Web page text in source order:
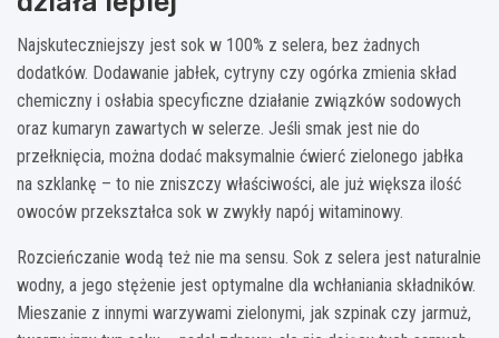
Najskuteczniejszy jest sok w 100% z selera, bez żadnych
dodatków. Dodawanie jabłek, cytryny czy ogórka zmienia skład
chemiczny i osłabia specyficzne działanie związków sodowych
oraz kumaryn zawartych w selerze. Jeśli smak jest nie do
przełknięcia, można dodać maksymalnie ćwierć zielonego jabłka
na szklankę – to nie zniszczy właściwości, ale już większa ilość
owoców przekształca sok w zwykły napój witaminowy.
Rozcieńczanie wodą też nie ma sensu. Sok z selera jest naturalnie
wodny, a jego stężenie jest optymalne dla wchłaniania składników.
Mieszanie z innymi warzywami zielonymi, jak szpinak czy jarmuż,